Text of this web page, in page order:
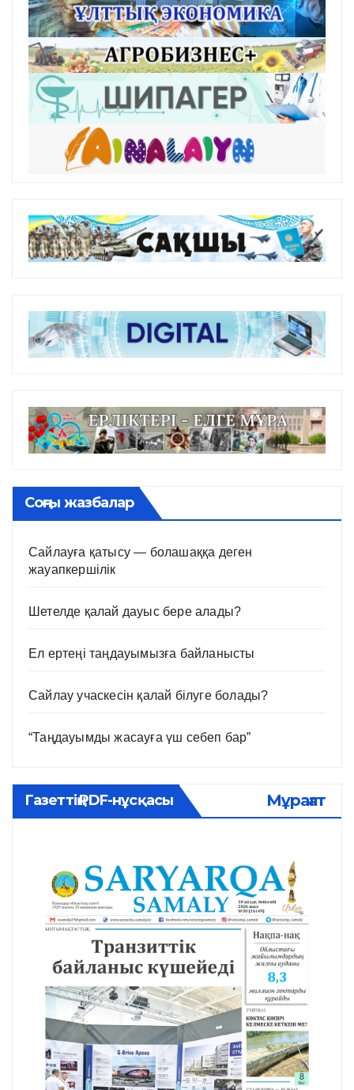
Соңғы жазбалар
Сайлауға қатысу — болашаққа деген
жауапкершілік
Шетелде қалай дауыс бере алады?
Ел ертеңі таңдауымызға байланысты
Сайлау учаскесін қалай білуге болады?
“Таңдауымды жасауға үш себеп бар”
Газеттің PDF-нұсқасы Мұрағат